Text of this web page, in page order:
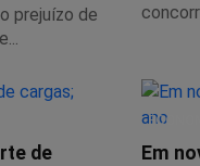
prejuízo de
de
Em